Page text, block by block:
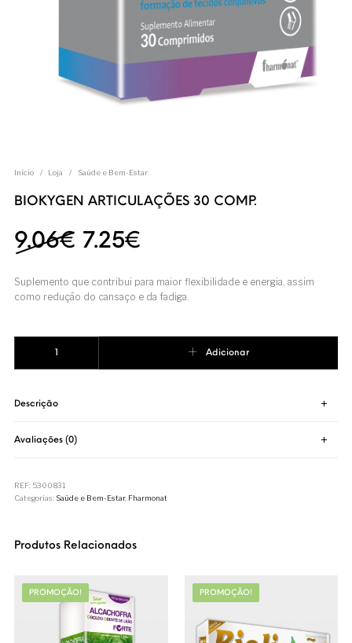
Início / Loja / Saúde e Bem-Estar
BIOKYGEN ARTICULAÇÕES 30 COMP.
9.06€ O preço original era:
7.25€
Suplemento que contribui para maior flexibilidade e energia, assim
como redução do cansaço e da fadiga.
Adicionar
Descrição
Avaliações (0)
REF: 5300831
Categorias: Saúde e Bem-Estar, Fharmonat
Produtos Relacionados
PROMOÇÃO! PROMOÇÃO!